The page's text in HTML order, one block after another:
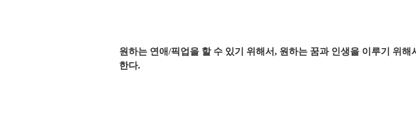
원하는 연애/픽업을 할 수 있기 위해서, 원하는 꿈과 인생을 이루기 위해
한다.